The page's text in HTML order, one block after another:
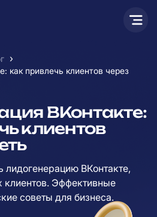
›
как привлечь клиентов через
ВКонтакте:
клиентов
лидогенерацию ВКонтакте,
клиентов. Эффективные
советы для бизнеса.